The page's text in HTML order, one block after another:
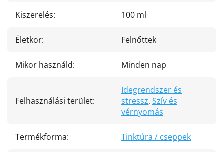
Kiszerelés: 100 ml
Életkor: Felnőttek
Mikor használd: Minden nap
Felhasználási terület:
Idegrendszer és
stressz, Szív és
vérnyomás
Termékforma: Tinktúra / cseppek